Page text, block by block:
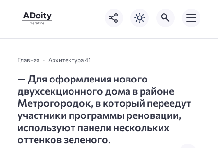
Главная Архитектура 41
— Для оформления нового
двухсекционного дома в районе
Метрогородок, в который переедут
участники программы реновации,
используют панели нескольких
оттенков зеленого.